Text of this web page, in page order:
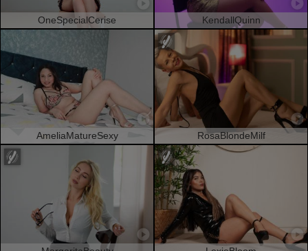
OneSpecialCerise KendallQuinn
AmeliaMatureSexy RosaBlondeMilf